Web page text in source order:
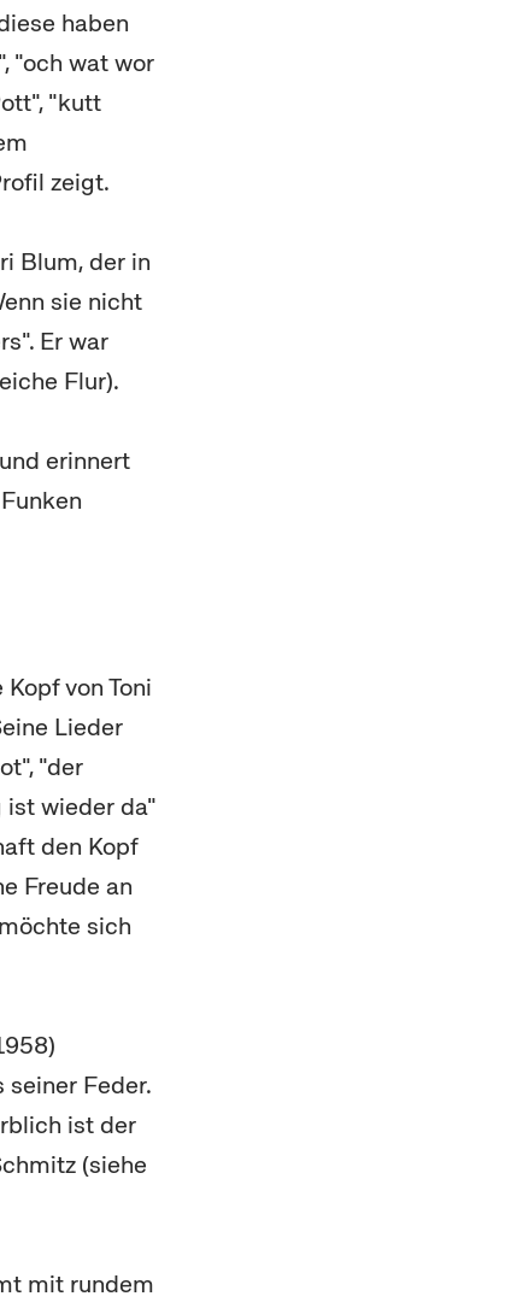
haben
"och wat wor
"kutt
zeigt.
Blum, der in
sie nicht
Er war
Flur).
erinnert
von Toni
Lieder
"der
ist wieder da"
den Kopf
Freude an
sich
Feder.
ist der
(siehe
mit rundem